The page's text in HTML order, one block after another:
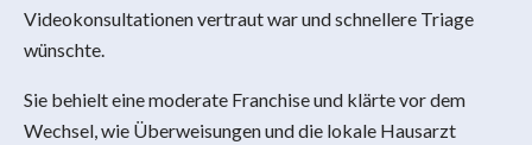
Videokonsultationen vertraut war und schnellere Triage
wünschte.
Sie behielt eine moderate Franchise und klärte vor dem
Wechsel, wie Überweisungen und die lokale Hausarzt